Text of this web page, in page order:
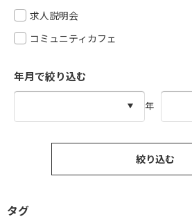
求人説明会
コミュニティカフェ
年月で絞り込む
年
絞り込む
タグ